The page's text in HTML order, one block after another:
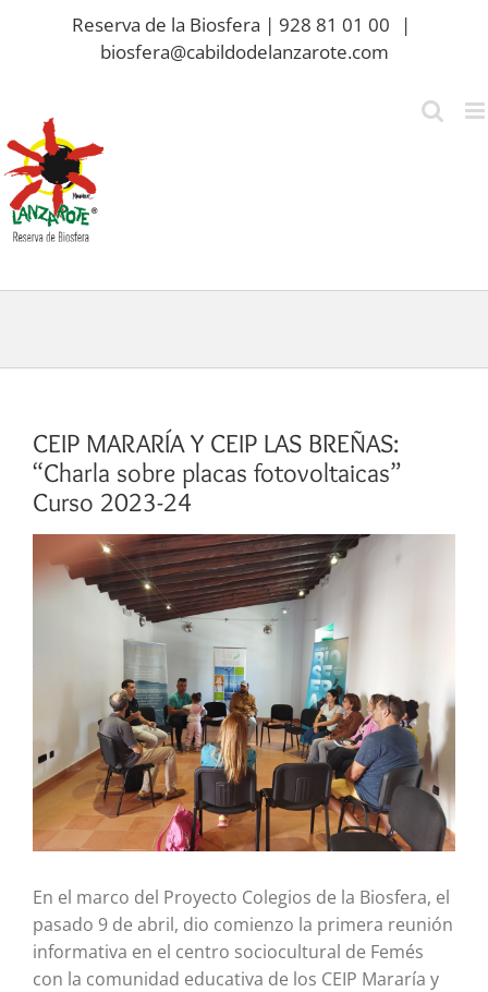
Reserva de la Biosfera | 928 81 01 00
|
biosfera@cabildodelanzarote.com
CEIP MARARÍA Y CEIP LAS BREÑAS:
“Charla sobre placas fotovoltaicas”
Curso 2023-24
imagen
En el marco del Proyecto Colegios de la Biosfera, el
pasado 9 de abril, dio comienzo la primera reunión
informativa en el centro sociocultural de Femés
con la comunidad educativa de los CEIP Mararía y